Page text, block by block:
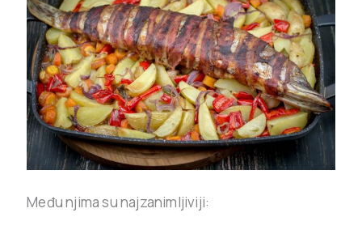
Među njima su najzanimljiviji: